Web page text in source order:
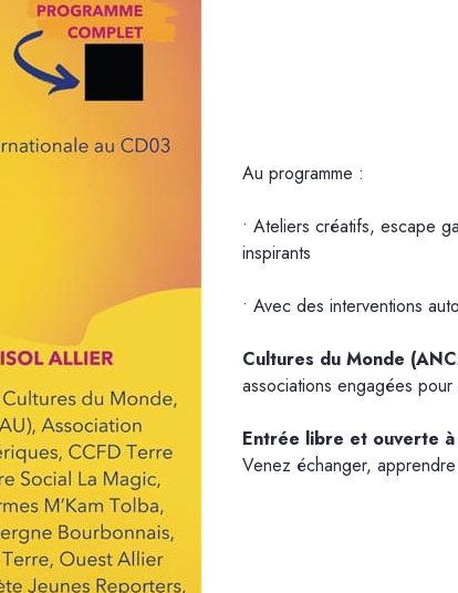
Au programme :
• Ateliers créatifs, escape
inspirants
• Avec des interventions
Cultures du Monde
associations engagées
Entrée libre et ouverte
Venez échanger,